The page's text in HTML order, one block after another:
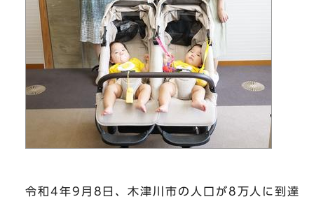
令和4年9月8日、木津川市の人口が8万人に到達